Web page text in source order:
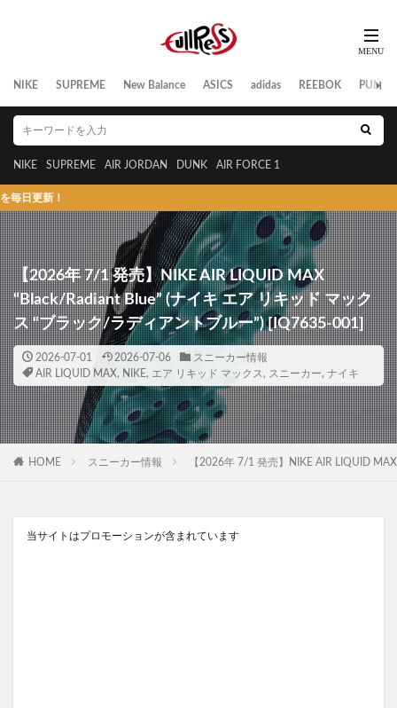
NIKE SUPREME New Balance ASICS adidas REEBOK PUMA
NIKE SUPREME AIR JORDAN DUNK AIR FORCE 1
【2026年 7/1 発売】NIKE AIR LIQUID MAX
“Black/Radiant Blue” (ナイキ エア リキッド マック
ス “ブラック/ラディアントブルー”) [IQ7635-001]
2026-07-01 2026-07-06
スニーカー情報
AIR LIQUID MAX, NIKE, エア リキッド マックス , スニーカー, ナイキ
HOME スニーカー情報 【2026年 7/1 発売】NIKE AIR LIQUID
当サイトはプロモーションが含まれています